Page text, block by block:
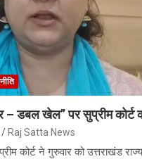
– डबल खेल” पर सुप्रीम कोर्ट
Raj Satta News
कोर्ट ने गुरुवार को उत्तराखंड